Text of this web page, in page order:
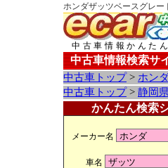
ホンダザッツベースグレー
中古車情報かんた
中古車情報検索サ
中古車トップ> ホン
中古車トップ> 静岡
かんたん検索
メーカー名
車名